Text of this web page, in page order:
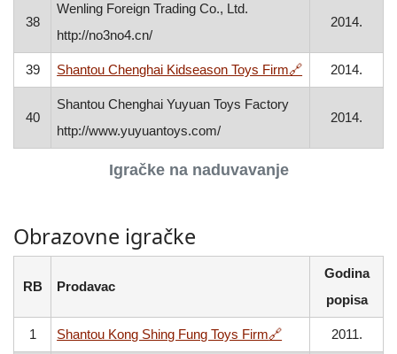
Igračke na naduvavanje
38
Wenling Foreign Trading Co., Ltd.
http://no3no4.cn/
2014.
39 Shantou Chenghai Kidseason Toys Firm🔗, otvara se u
2014.
40
Shantou Chenghai Yuyuan Toys Factory
http://www.yuyuantoys.com/
2014.
Obrazovne igračke
RB Prodavac
Godina
popisa
1 Shantou Kong Shing Fung Toys Firm🔗, otvara se u
2011.